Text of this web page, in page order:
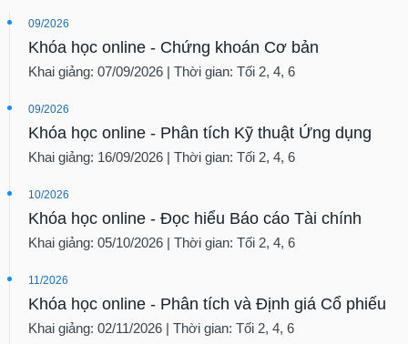
09/2026
Khóa học online - Chứng khoán Cơ bản
Khai giảng: 07/09/2026 | Thời gian: Tối 2, 4, 6
09/2026
Khóa học online - Phân tích Kỹ thuật Ứng dụng
Khai giảng: 16/09/2026 | Thời gian: Tối 2, 4, 6
10/2026
Khóa học online - Đọc hiểu Báo cáo Tài chính
Khai giảng: 05/10/2026 | Thời gian: Tối 2, 4, 6
11/2026
Khóa học online - Phân tích và Định giá Cổ phiếu
Khai giảng: 02/11/2026 | Thời gian: Tối 2, 4, 6